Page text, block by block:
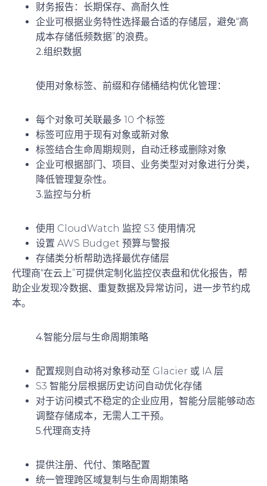
财务报告：长期保存、高耐久性
企业可根据业务特性选择最合适的存储层，避免“高
成本存储低频数据”的浪费。
2.组织数据
使用对象标签、前缀和存储桶结构优化管理：
每个对象可关联最多 10 个标签
标签可应用于现有对象或新对象
标签结合生命周期规则，自动迁移或删除对象
企业可根据部门、项目、业务类型对对象进行分类，
降低管理复杂性。
3.监控与分析
使用 CloudWatch 监控 S3 使用情况
设置 AWS Budget 预算与警报
存储类分析帮助选择最优存储层
代理商“在云上”可提供定制化监控仪表盘和优化报告，帮
助企业发现冷数据、重复数据及异常访问，进一步节约成
本。
4.智能分层与生命周期策略
配置规则自动将对象移动至 Glacier 或 IA 层
S3 智能分层根据历史访问自动优化存储
对于访问模式不稳定的企业应用，智能分层能够动态
调整存储成本，无需人工干预。
5.代理商支持
提供注册、代付、策略配置
统一管理跨区域复制与生命周期策略